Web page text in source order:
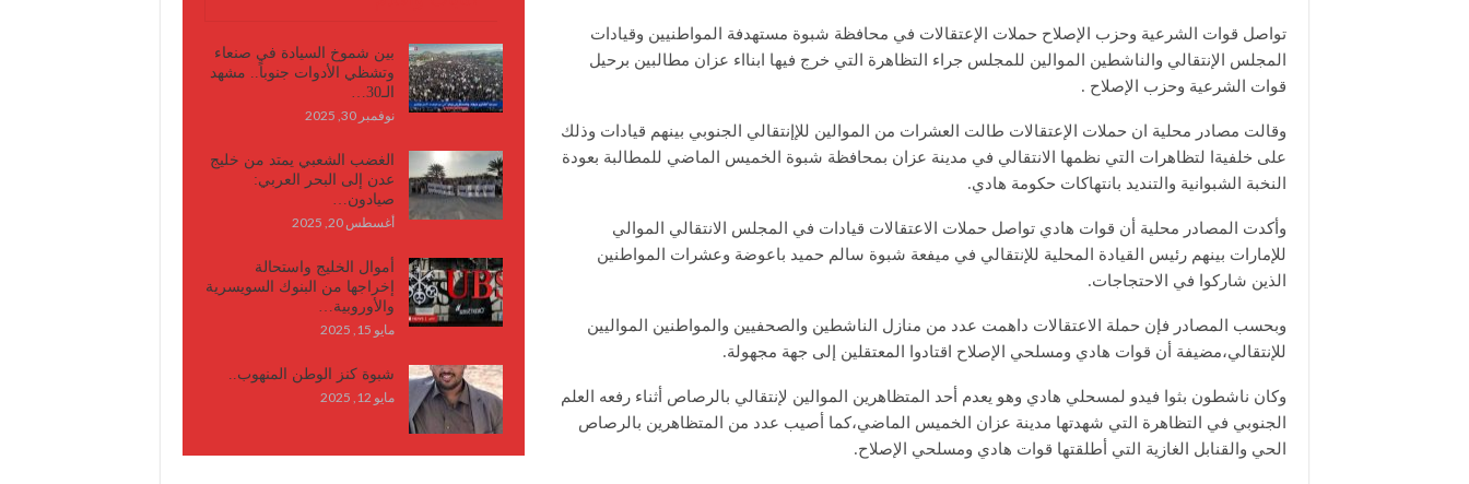
تواصل قوات الشرعية وحزب الإصلاح حملات الإعتقالات في محافظة شبوة مستهدفة المواطنيين وقيادات
المجلس الإنتقالي والناشطين الموالين للمجلس جراء التظاهرة التي خرج فيها ابنااء عزان مطالبين برحيل
قوات الشرعية وحزب الإصلاح .
وقالت مصادر محلية ان حملات الإعتقالات طالت العشرات من الموالين للإإنتقالي الجنوبي بينهم قيادات وذلك
على خلفيةا لتظاهرات التي نظمها الانتقالي في مدينة عزان بمحافظة شبوة الخميس الماضي للمطالبة بعودة
النخبة الشبوانية والتنديد بانتهاكات حكومة هادي.
وأكدت المصادر محلية أن قوات هادي تواصل حملات الاعتقالات قيادات في المجلس الانتقالي الموالي
للإمارات بينهم رئيس القيادة المحلية للإنتقالي في ميفعة شبوة سالم حميد باعوضة وعشرات المواطنين
الذين شاركوا في الاحتجاجات.
وبحسب المصادر فإن حملة الاعتقالات داهمت عدد من منازل الناشطين والصحفيين والمواطنين المواليين
للإنتقالي،مضيفة أن قوات هادي ومسلحي الإصلاح اقتادوا المعتقلين إلى جهة مجهولة.
وكان ناشطون بثوا فيدو لمسحلي هادي وهو يعدم أحد المتظاهرين الموالين لإنتقالي بالرصاص أثناء رفعه العلم
الجنوبي في التظاهرة التي شهدتها مدينة عزان الخميس الماضي،كما أصيب عدد من المتظاهرين بالرصاص
الحي والقنابل الغازية التي أطلقتها قوات هادي ومسلحي الإصلاح.
بين شموخ السيادة في صنعاء
وتشظي الأدوات جنوباً.. مشهد
الـ30…
نوفمبر 30, 2025
الغضب الشعبي يمتد من خليج
عدن إلى البحر العربي:
صيادون…
أغسطس 20, 2025
أموال الخليج واستحالة
إخراجها من البنوك السويسرية
والأوروبية…
مايو 15, 2025
شبوة كنز الوطن المنهوب..
مايو 12, 2025